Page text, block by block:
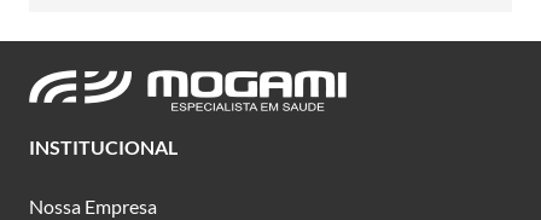
INSTITUCIONAL
Nossa Empresa